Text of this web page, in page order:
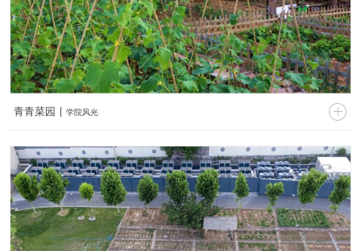
青青菜园 | 学院风光 